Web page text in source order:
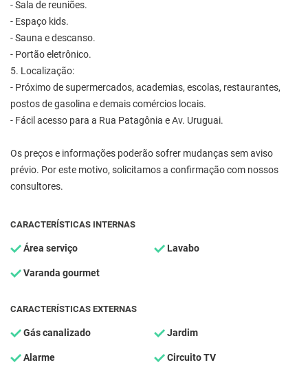
- Sala de reuniões.
- Espaço kids.
- Sauna e descanso.
- Portão eletrônico.
5. Localização:
- Próximo de supermercados, academias, escolas, restaurantes,
postos de gasolina e demais comércios locais.
- Fácil acesso para a Rua Patagônia e Av. Uruguai.
Os preços e informações poderão sofrer mudanças sem aviso
prévio. Por este motivo, solicitamos a confirmação com nossos
consultores.
CARACTERÍSTICAS INTERNAS
Área serviço Lavabo
Varanda gourmet
CARACTERÍSTICAS EXTERNAS
Gás canalizado Jardim
Alarme Circuito TV